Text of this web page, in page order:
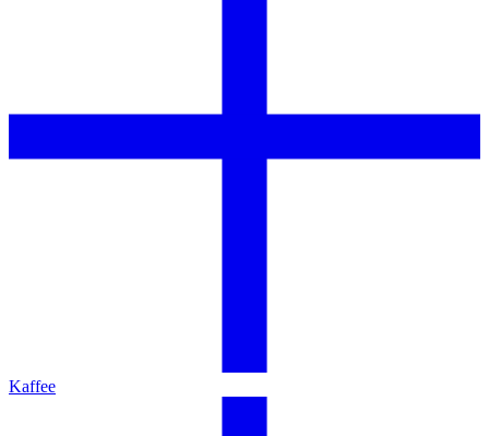
Kaffee